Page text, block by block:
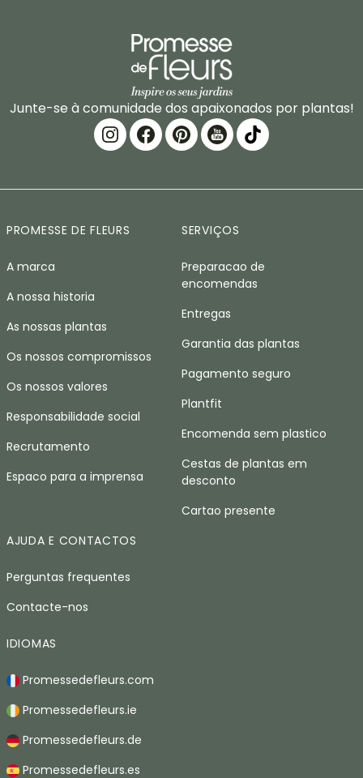
Junte-se à comunidade dos apaixonados por plantas!
PROMESSE DE FLEURS
A marca
A nossa historia
As nossas plantas
Os nossos compromissos
Os nossos valores
Responsabilidade social
Recrutamento
Espaco para a imprensa
SERVIÇOS
Preparacao de
encomendas
Entregas
Garantia das plantas
Pagamento seguro
Plantfit
Encomenda sem plastico
Cestas de plantas em
desconto
Cartao presente
AJUDA E CONTACTOS
Perguntas frequentes
Contacte-nos
IDIOMAS
Promessedefleurs.com
Promessedefleurs.ie
Promessedefleurs.de
Promessedefleurs.es